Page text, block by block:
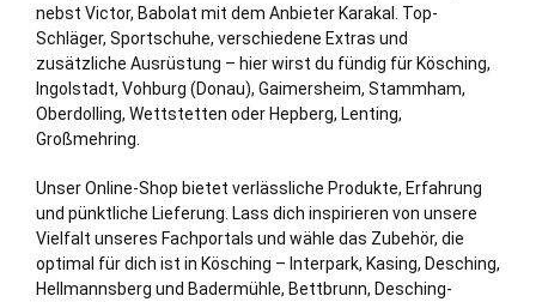
nebst Victor, Babolat mit dem Anbieter Karakal. Top-
Schläger, Sportschuhe, verschiedene Extras und
zusätzliche Ausrüstung – hier wirst du fündig für Kösching,
Ingolstadt, Vohburg (Donau), Gaimersheim, Stammham,
Oberdolling, Wettstetten oder Hepberg, Lenting,
Großmehring.
Unser Online-Shop bietet verlässliche Produkte, Erfahrung
und pünktliche Lieferung. Lass dich inspirieren von unsere
Vielfalt unseres Fachportals und wähle das Zubehör, die
optimal für dich ist in Kösching – Interpark, Kasing, Desching,
Hellmannsberg und Badermühle, Bettbrunn, Desching-